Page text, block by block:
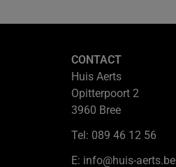
CONTACT
Huis Aerts
Opitterpoort 2
3960 Bree
Tel: 089 46 12 56
E: info@huis-aerts.be